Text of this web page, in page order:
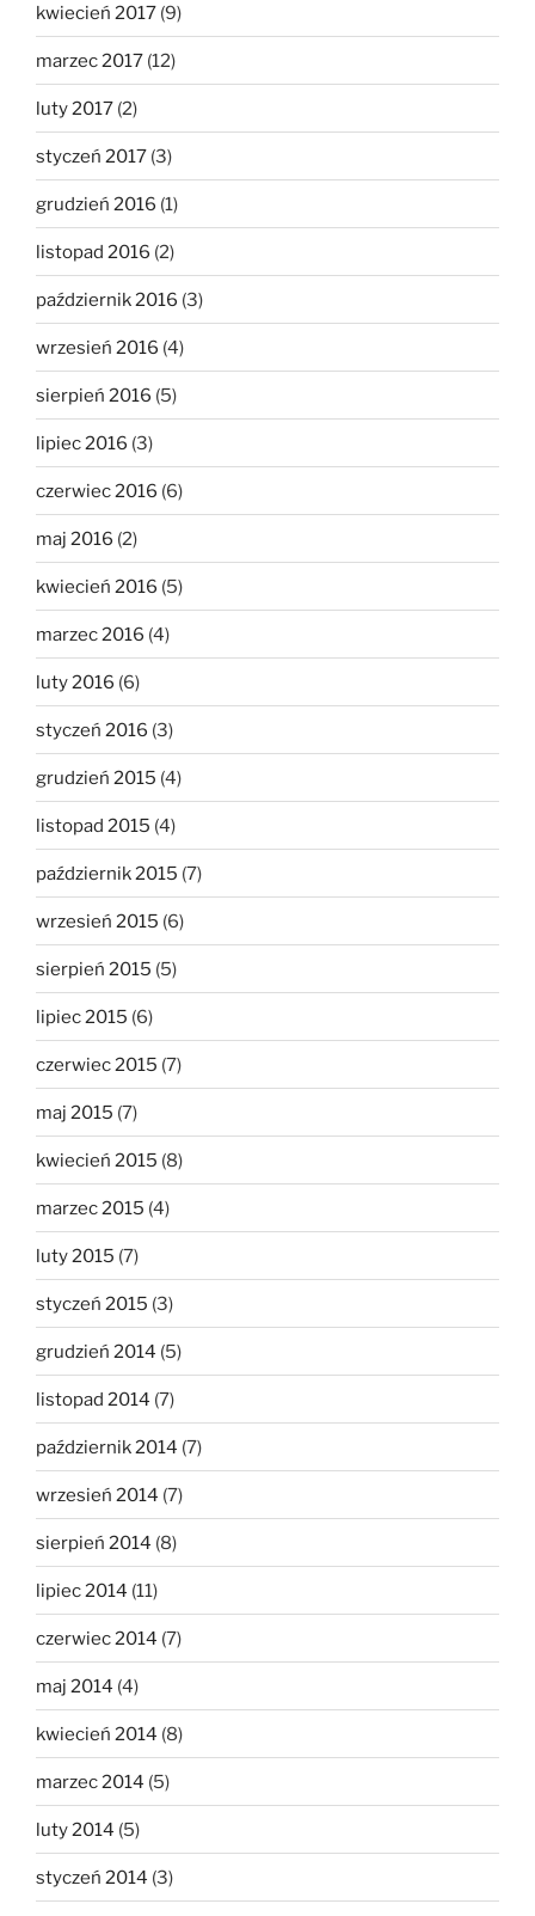
kwiecień 2017 (9)
marzec 2017 (12)
luty 2017 (2)
styczeń 2017 (3)
grudzień 2016 (1)
listopad 2016 (2)
październik 2016 (3)
wrzesień 2016 (4)
sierpień 2016 (5)
lipiec 2016 (3)
czerwiec 2016 (6)
maj 2016 (2)
kwiecień 2016 (5)
marzec 2016 (4)
luty 2016 (6)
styczeń 2016 (3)
grudzień 2015 (4)
listopad 2015 (4)
październik 2015 (7)
wrzesień 2015 (6)
sierpień 2015 (5)
lipiec 2015 (6)
czerwiec 2015 (7)
maj 2015 (7)
kwiecień 2015 (8)
marzec 2015 (4)
luty 2015 (7)
styczeń 2015 (3)
grudzień 2014 (5)
listopad 2014 (7)
październik 2014 (7)
wrzesień 2014 (7)
sierpień 2014 (8)
lipiec 2014 (11)
czerwiec 2014 (7)
maj 2014 (4)
kwiecień 2014 (8)
marzec 2014 (5)
luty 2014 (5)
styczeń 2014 (3)